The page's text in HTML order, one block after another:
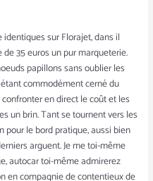
sur Florajet, dans il
35 euros un pur marqueterie.
papillons sans oublier les
commodément cerné du
en direct le coût et les
un brin. Tant se tournent vers les
pour le bord pratique, aussi bien
arguent. Je me toi-même
autocar toi-même admirerez
en compagnie de contentieux de